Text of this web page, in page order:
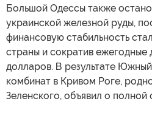
Большой Одессы также
украинской железной руды,
финансовую стабильность
страны и сократив
долларов. В результате
комбинат в Кривом Роге,
Зеленского, объявил о полной